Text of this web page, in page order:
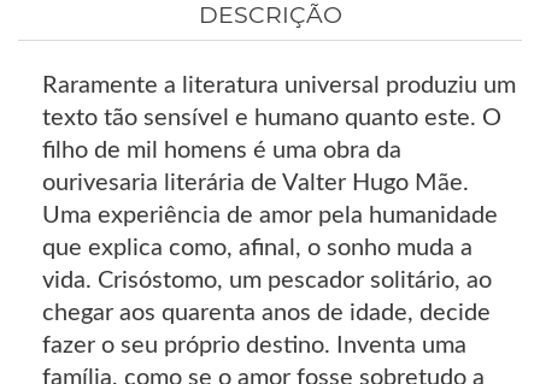
DESCRIÇÃO
Raramente a literatura universal produziu um
texto tão sensível e humano quanto este. O
filho de mil homens é uma obra da
ourivesaria literária de Valter Hugo Mãe.
Uma experiência de amor pela humanidade
que explica como, afinal, o sonho muda a
vida. Crisóstomo, um pescador solitário, ao
chegar aos quarenta anos de idade, decide
fazer o seu próprio destino. Inventa uma
família, como se o amor fosse sobretudo a